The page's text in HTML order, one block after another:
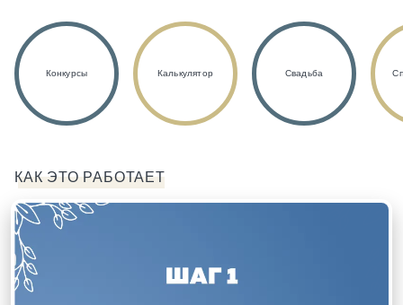
Конкурсы Калькулятор Свадьба
КАК ЭТО РАБОТАЕТ